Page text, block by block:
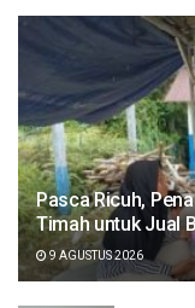
Pasca Ricuh,
Timah untuk Jual
9 AGUSTUS 2026